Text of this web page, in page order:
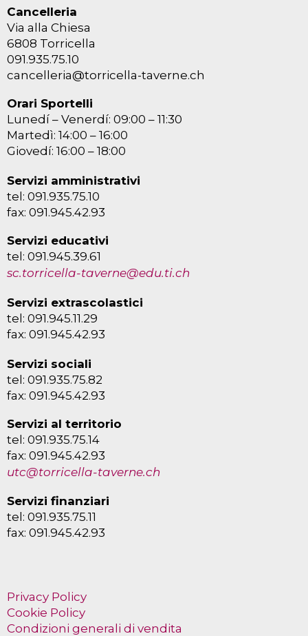
Cancelleria
Via alla Chiesa
6808 Torricella
091.935.75.10
cancelleria@torricella-taverne.ch
Orari Sportelli
Lunedí – Venerdí: 09:00 – 11:30
Martedì: 14:00 – 16:00
Giovedí: 16:00 – 18:00
Servizi amministrativi
tel: 091.935.75.10
fax: 091.945.42.93
Servizi educativi
tel: 091.945.39.61
sc.torricella-taverne@edu.ti.ch
Servizi extrascolastici
tel: 091.945.11.29
fax: 091.945.42.93
Servizi sociali
tel: 091.935.75.82
fax: 091.945.42.93
Servizi al territorio
tel: 091.935.75.14
fax: 091.945.42.93
utc@torricella-taverne.ch
Servizi finanziari
tel: 091.935.75.11
fax: 091.945.42.93
Privacy Policy
Cookie Policy
Condizioni generali di vendita